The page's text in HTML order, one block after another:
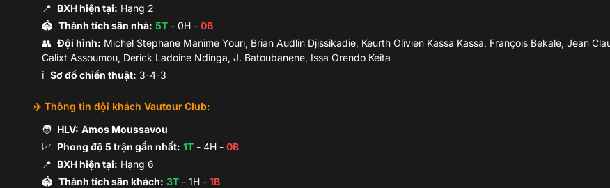
📍 BXH hiện tại: Hạng 2
🏟️ Thành tích sân nhà: 5T - 0H - 0B
👥 Đội hình: Michel Stephane Manime Youri, Brian Audlin Djissikadie, Keurth Olivien Kassa Kassa, François Bekale, Jean
Calixt Assoumou, Derick Ladoine Ndinga, J. Batoubanene, Issa Orendo Keita
ℹ️️ Sơ đồ chiến thuật: 3-4-3
✈️ Thông tin đội khách Vautour Club:
🧑 HLV: Amos Moussavou
📈 Phong độ 5 trận gần nhất: 1T - 4H - 0B
📍 BXH hiện tại: Hạng 6
🏟️ Thành tích sân khách: 3T - 1H - 1B